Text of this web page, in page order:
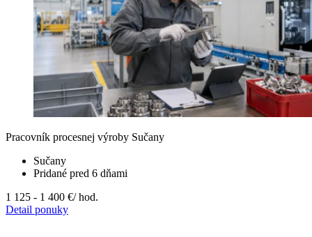
Pracovník procesnej výroby Sučany
Sučany
Pridané pred 6 dňami
1 125 - 1 400 €/ hod.
Detail ponuky